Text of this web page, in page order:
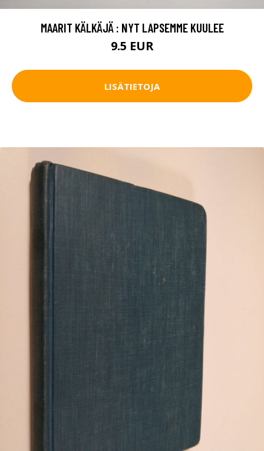
MAARIT KÄLKÄJÄ : NYT LAPSEMME KUULEE
9.5 EUR
LISÄTIETOJA